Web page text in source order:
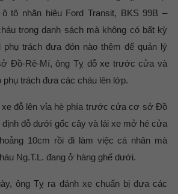
tô nhãn hiệu Ford Transit, BKS 99B –
trong danh sách mà không có bất kỳ
trách đưa đón nào thêm để quản lý
Đồ-Rê-Mí, ông Tỵ đỗ xe trước cửa và
phụ trách đưa các cháu lên lớp.
xe đỗ lên vỉa hè phía trước cửa cơ sở Đồ
đỗ dưới gốc cây và lái xe mở hé cửa
10cm rồi đi làm việc cá nhân mà
Ng.T.L. đang ở hàng ghế dưới.
ông Tỵ ra đánh xe chuẩn bị đưa các